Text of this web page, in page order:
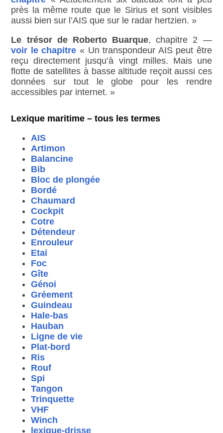
près la même route que le Sirius et sont visibles
aussi bien sur l’AIS que sur le radar hertzien. »
Le trésor de Roberto Buarque, chapitre 2 —
voir le chapitre « Un transpondeur AIS peut être
reçu directement jusqu’à vingt milles. Mais une
flotte de satellites à basse altitude reçoit aussi ces
données sur tout le globe pour les rendre
accessibles par internet. »
Lexique maritime – tous les termes
AIS
Artimon
Balancine
Bib
Bloc de plongée
Bordé
Chaumard
Cockpit
Cotre
Détendeur
Enrouleur
Etai
Foc
Gîte
Génoi
Gréement
Guindeau
Hale-bas
Hauban
Ligne de vie
Plat-bord
Ris
Rouf
Spi
Tangon
Trinquette
VHF
Winch
lexique-drisse